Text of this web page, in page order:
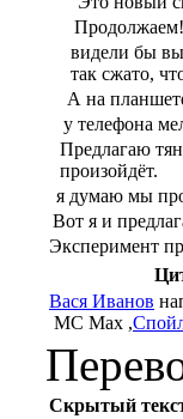
Продолжаем!
видели бы вы
так сжато,
А на
у телефона
Предлагаю
произойдёт.
я думаю мы
Вот я и
Эксперимент
Вася Иванов
MC Max ,
Скрытый